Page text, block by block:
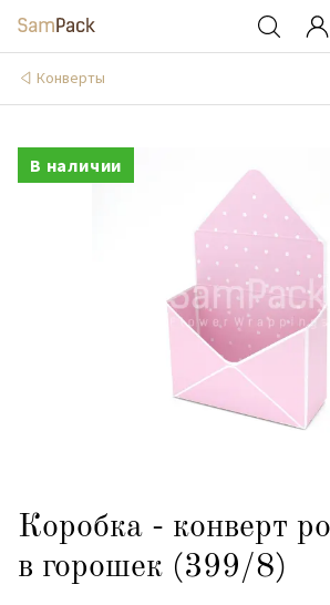
Конверты
В наличии
Коробка - конверт
в горошек (399/8)